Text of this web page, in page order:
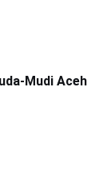
Mudi Aceh